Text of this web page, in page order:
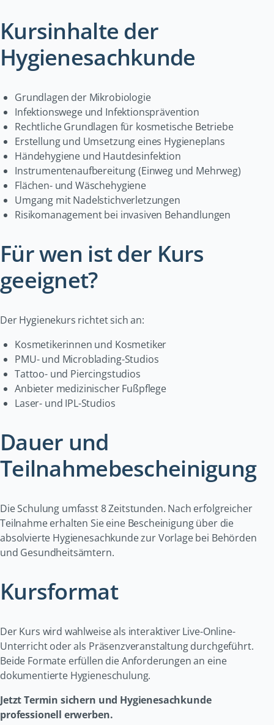
Kursinhalte der
Hygienesachkunde
Grundlagen der Mikrobiologie
Infektionswege und Infektionsprävention
Rechtliche Grundlagen für kosmetische Betriebe
Erstellung und Umsetzung eines Hygieneplans
Händehygiene und Hautdesinfektion
Instrumentenaufbereitung (Einweg und Mehrweg)
Flächen- und Wäschehygiene
Umgang mit Nadelstichverletzungen
Risikomanagement bei invasiven Behandlungen
Für wen ist der Kurs
geeignet?
Der Hygienekurs richtet sich an:
Kosmetikerinnen und Kosmetiker
PMU- und Microblading-Studios
Tattoo- und Piercingstudios
Anbieter medizinischer Fußpflege
Laser- und IPL-Studios
Dauer und
Teilnahmebescheinigung
Die Schulung umfasst 8 Zeitstunden. Nach erfolgreicher
Teilnahme erhalten Sie eine Bescheinigung über die
absolvierte Hygienesachkunde zur Vorlage bei Behörden
und Gesundheitsämtern.
Kursformat
Der Kurs wird wahlweise als interaktiver Live-Online-
Unterricht oder als Präsenzveranstaltung durchgeführt.
Beide Formate erfüllen die Anforderungen an eine
dokumentierte Hygieneschulung.
Jetzt Termin sichern und Hygienesachkunde
professionell erwerben.